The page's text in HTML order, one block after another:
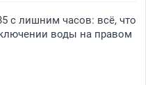
с лишним часов: всё, что
воды на правом